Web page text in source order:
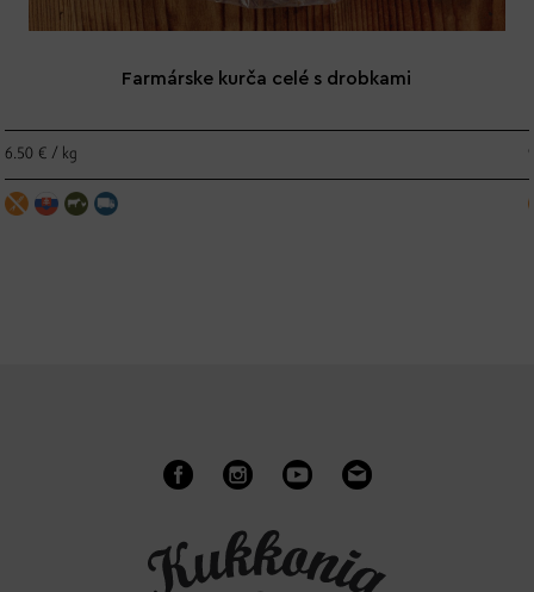
Farmárske kurča celé s drobkami
6.50 € / kg